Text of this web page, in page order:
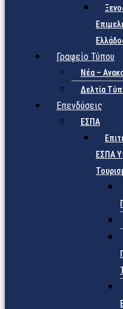
Γραφείο Τύπου
Νέα –
Δελτία
Επενδύσεις
ΕΣΠΑ
ΕΣΠΑ